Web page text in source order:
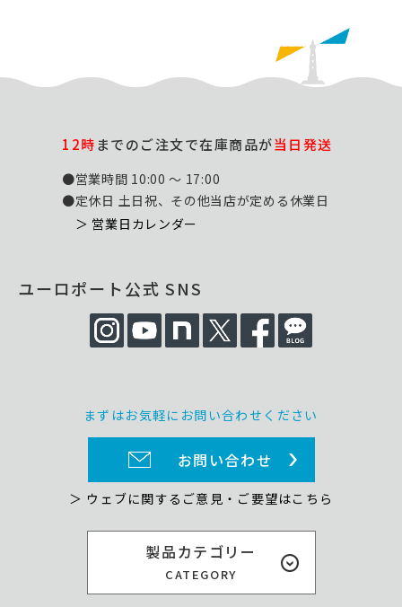
製品カテゴリー
CATEGORY
12時までのご注文で在庫商品が当日発送
●営業時間 10:00 ～ 17:00
●定休日 土日祝、その他当店が定める休業日
＞ 営業日カレンダー
ユーロポート公式 SNS
まずはお気軽にお問い合わせください
お問い合わせ
＞ ウェブに関するご意見・ご要望はこちら